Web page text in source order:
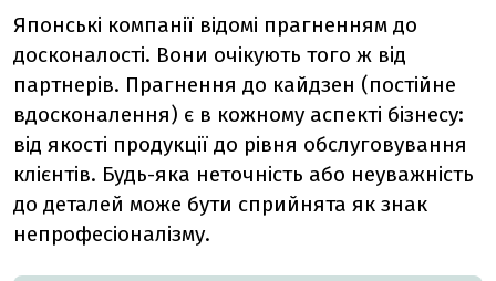
Японські компанії відомі прагненням до
досконалості. Вони очікують того ж від
партнерів. Прагнення до кайдзен (постійне
вдосконалення) є в кожному аспекті бізнесу:
від якості продукції до рівня обслуговування
клієнтів. Будь-яка неточність або неуважність
до деталей може бути сприйнята як знак
непрофесіоналізму.